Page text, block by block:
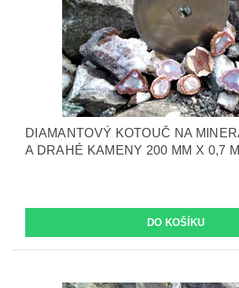
DIAMANTOVÝ KOTOUČ NA
A DRAHÉ KAMENY 200 MM X 0,7